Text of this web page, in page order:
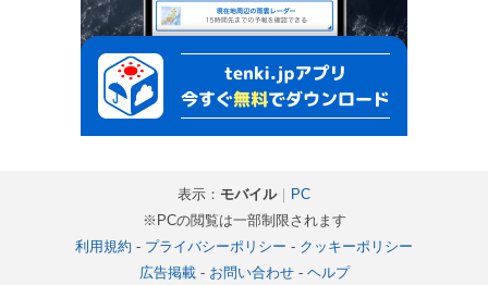
表示： モバイル｜ PC
※PCの閲覧は一部制限されます
利用規約 - プライバシーポリシー - クッキーポリシー
広告掲載- お問い合わせ- ヘルプ